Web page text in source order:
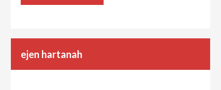
ejen hartanah